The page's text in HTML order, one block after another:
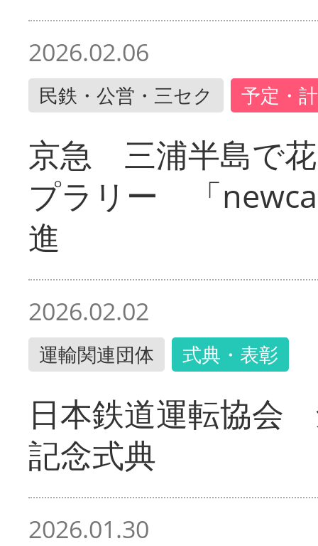
2026.02.06
民鉄・公営・三セク 予定・
京急 三浦半島で
プラリー 「
進
2026.02.02
運輸関連団体 式典・表彰
日本鉄道運転協会
記念式典
2026.01.30